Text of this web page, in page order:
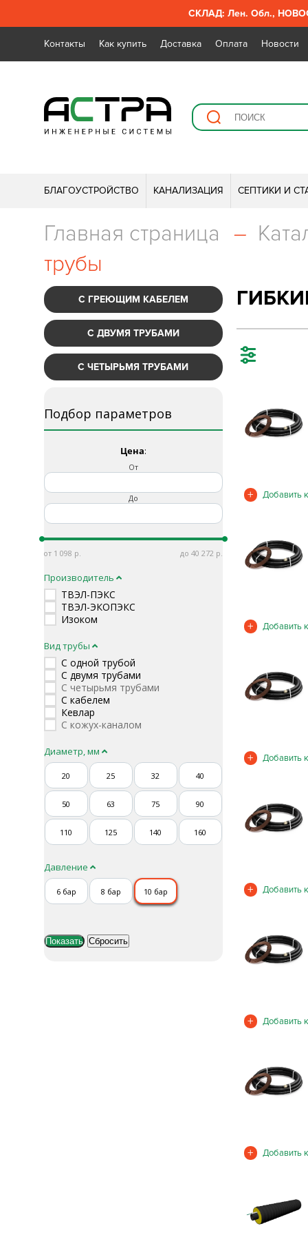
СКЛАД: Лен. Обл.,
Контакты Как купить Доставка Оплата Новости
БЛАГОУСТРОЙСТВО КАНАЛИЗАЦИЯ СЕПТИКИ И
Главная страница –
трубы
С ГРЕЮЩИМ КАБЕЛЕМ
С ДВУМЯ ТРУБАМИ
С ЧЕТЫРЬМЯ ТРУБАМИ
Подбор параметров
Цена:
От
До
1 098 40 272
Производитель
ТВЭЛ-ПЭКС
ТВЭЛ-ЭКОПЭКС
Изоком
Вид трубы
С одной трубой
С двумя трубами
С четырьмя трубами
С кабелем
Кевлар
С кожух-каналом
Диаметр, мм
20 25 32 40
50 63 75 90
110 125 140 160
Давление
6 бар 8 бар 10 бар